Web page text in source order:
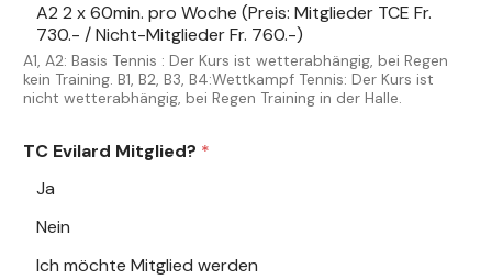
A2 2 x 60min. pro Woche (Preis: Mitglieder TCE Fr.
730.- / Nicht-Mitglieder Fr. 760.-)
A1, A2: Basis Tennis : Der Kurs ist wetterabhängig, bei Regen
kein Training. B1, B2, B3, B4:Wettkampf Tennis: Der Kurs ist
nicht wetterabhängig, bei Regen Training in der Halle.
TC Evilard Mitglied? *
Ja
Nein
Ich möchte Mitglied werden